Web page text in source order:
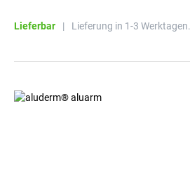
Lieferbar | Lieferung in 1-3 Werktagen.